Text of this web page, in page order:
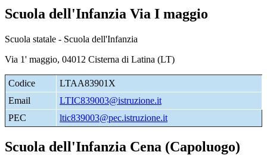
Scuola dell'Infanzia Via I maggio
Scuola statale - Scuola dell'Infanzia
Via 1' maggio, 04012 Cisterna di Latina (LT)
Codice
LTAA83901X
Email
LTIC839003@istruzione.it
PEC
ltic839003@pec.istruzione.it
Scuola dell'Infanzia Cena (Capoluogo)